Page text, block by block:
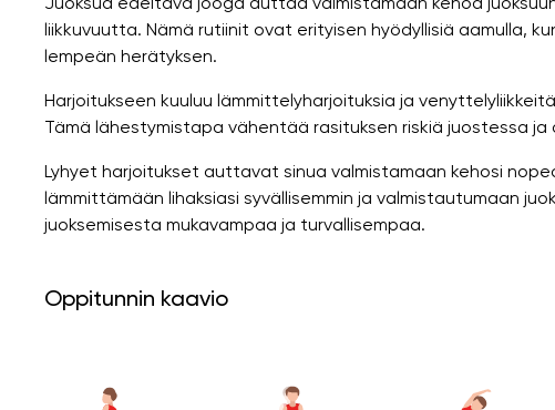
liikkuvuutta. Nämä rutiinit ovat erityisen hyödyllisiä aamulla,
lempeän herätyksen.
Harjoitukseen kuuluu lämmittelyharjoituksia ja
Tämä lähestymistapa vähentää rasituksen riskiä juostessa ja
Lyhyet harjoitukset auttavat sinua valmistamaan kehosi
lämmittämään lihaksiasi syvällisemmin ja valmistautumaan
juoksemisesta mukavampaa ja turvallisempaa.
Oppitunnin kaavio